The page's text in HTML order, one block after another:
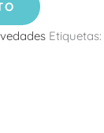
Etiquetas: